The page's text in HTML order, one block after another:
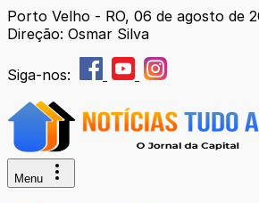
Porto Velho - RO, 06 de agosto de
Direção: Osmar Silva
Siga-nos:
Menu